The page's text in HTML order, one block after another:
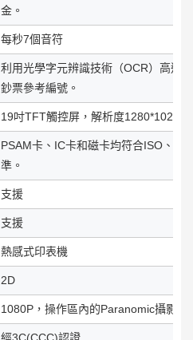
金。
每秒7個音符
利用光學字元辨識技術（OCR）高速
鈔票參考編號。
19吋TFT觸控屏，解析度1280*1024
PSAM卡、IC卡和磁卡均符合ISO、
準。
支援
支援
熱感式印表機
2D
1080P，操作區內的Paranomic攝影